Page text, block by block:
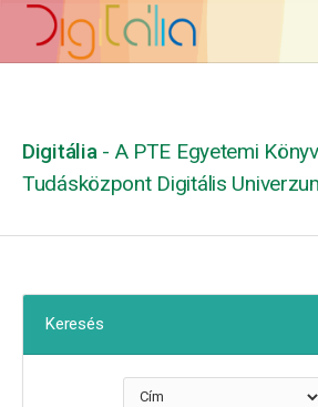
Digitália - A PTE Egyetemi
Tudásközpont Digitális
Keresés